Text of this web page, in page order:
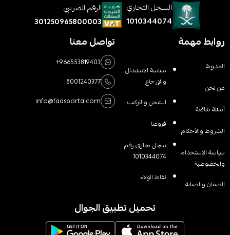
السجل التجاري
1010344074
الرقم الضريبي
301250965800003
روابط مهمة
المدونة
من نحن
أسئلة شائعة
الشروط والأحكام
سياسة الاستخدام
والخصوصية
الضمان والصيانة
سياسة الاستبدال
والإرجاع
الشحن والتركيب
فروعنا
سجل تجاري رقم
1010344074
نقاط الولاء
تواصل معنا
+966553819403
8001240377
info@faasporta.com
تحميل تطبيق الجوال